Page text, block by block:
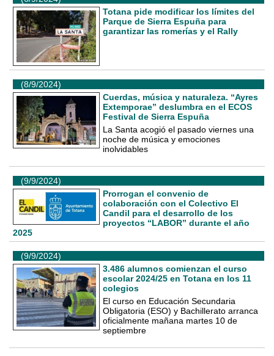
Totana pide modificar los límites del
Parque de Sierra Espuña para
garantizar las romerías y el Rally
(8/9/2024)
Cuerdas, música y naturaleza. “Ayres
Extemporae” deslumbra en el ECOS
Festival de Sierra Espuña
La Santa acogió el pasado viernes una
noche de música y emociones
inolvidables
(9/9/2024)
Prorrogan el convenio de
colaboración con el Colectivo El
Candil para el desarrollo de los
proyectos “LABOR” durante el año
2025
(9/9/2024)
3.486 alumnos comienzan el curso
escolar 2024/25 en Totana en los 11
colegios
El curso en Educación Secundaria
Obligatoria (ESO) y Bachillerato arranca
oficialmente mañana martes 10 de
septiembre